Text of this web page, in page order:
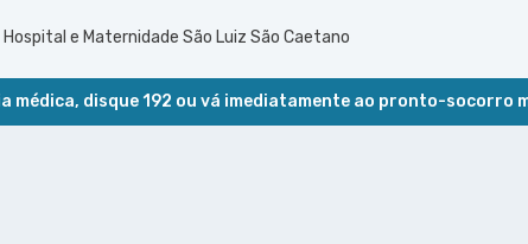
Hospital e Maternidade São Luiz São Caetano
médica, disque 192 ou vá imediatamente ao pronto-socorro